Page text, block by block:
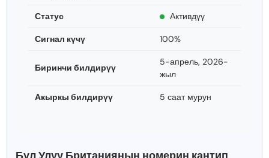
Статус Активдүү
Сигнал күчү 100%
Биринчи билдирүү
5-апрель, 2026-
жыл
Акыркы билдирүү 5 саат мурун